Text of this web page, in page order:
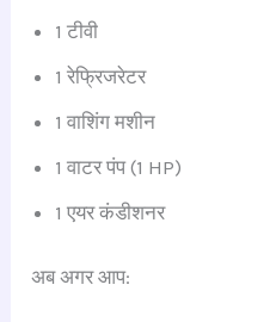
1 टीवी
1 रेफ्रिजरेटर
1 वाशिंग मशीन
1 वाटर पंप (1 HP)
1 एयर कंडीशनर
अब अगर आप: